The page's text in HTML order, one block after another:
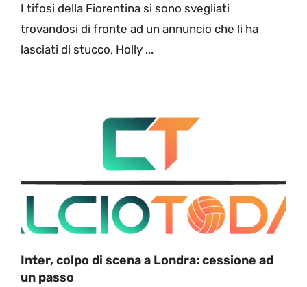
I tifosi della Fiorentina si sono svegliati
trovandosi di fronte ad un annuncio che li ha
lasciati di stucco, Holly ...
Inter, colpo di scena a Londra: cessione ad
un passo